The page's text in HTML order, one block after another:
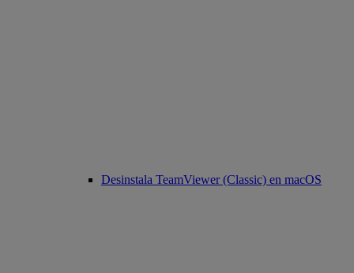
Desinstala TeamViewer (Classic) en macOS